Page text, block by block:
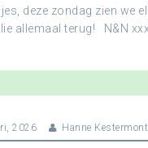
deze zondag zien we
allemaal terug! N&N xxx
2026 Hanne Kestermont